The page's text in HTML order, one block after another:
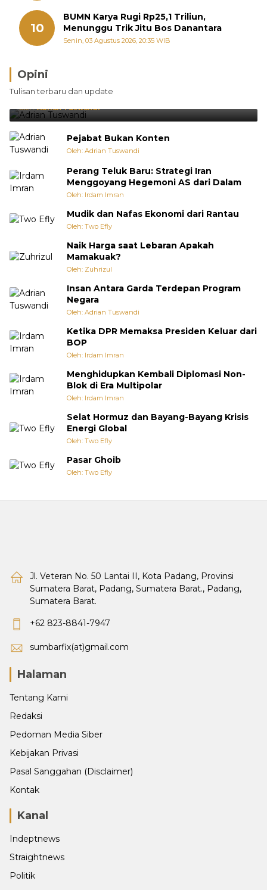
10
BUMN Karya Rugi Rp25,1 Triliun,
Menunggu Trik Jitu Bos Danantara
Senin, 03 Agustus 2026, 20:35 WIB
Opini
Tulisan terbaru dan update
Brasil Lebih Diunggulkan, tetapi Jepang Selalu
Punya Cara Membuat Kejutan
Oleh:Adrian Tuswandi
Pejabat Bukan Konten
Oleh: Adrian Tuswandi
Perang Teluk Baru: Strategi Iran
Menggoyang Hegemoni AS dari Dalam
Oleh: Irdam Imran
Mudik dan Nafas Ekonomi dari Rantau
Oleh: Two Efly
Naik Harga saat Lebaran Apakah
Mamakuak?
Oleh: Zuhrizul
Insan Antara Garda Terdepan Program
Negara
Oleh: Adrian Tuswandi
Ketika DPR Memaksa Presiden Keluar dari
BOP
Oleh: Irdam Imran
Menghidupkan Kembali Diplomasi Non-
Blok di Era Multipolar
Oleh: Irdam Imran
Selat Hormuz dan Bayang-Bayang Krisis
Energi Global
Oleh: Two Efly
Pasar Ghoib
Oleh: Two Efly
Jl. Veteran No. 50 Lantai II, Kota Padang, Provinsi
Sumatera Barat, Padang, Sumatera Barat., Padang,
Sumatera Barat.
+62 823-8841-7947
sumbarfix(at)gmail.com
Halaman
Tentang Kami
Redaksi
Pedoman Media Siber
Kebijakan Privasi
Pasal Sanggahan (Disclaimer)
Kontak
Kanal
Indeptnews
Straightnews
Politik